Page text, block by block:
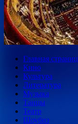
Главная
Кино
Культура
Литература
Музыка
Танцы
Театр
Шоубиз